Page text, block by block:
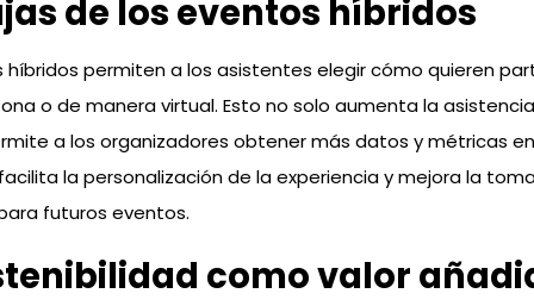
de los eventos híbridos
híbridos permiten a los asistentes elegir cómo quieren
o de manera virtual. Esto no solo aumenta la
a los organizadores obtener más datos y métricas
la personalización de la experiencia y mejora la
futuros eventos.
como valor